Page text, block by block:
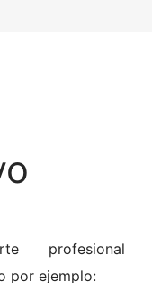
profesional
por ejemplo: